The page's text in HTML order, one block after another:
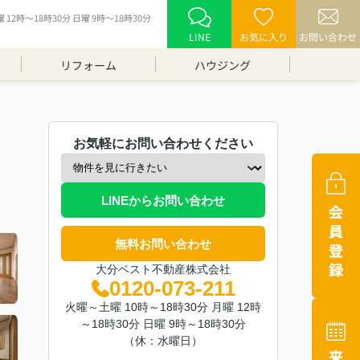
12時～18時30分 日曜 9時～18時30分
LINE お気に入り お問い合わせ
リフォーム ハウジング
お気軽にお問い合わせください
LINEからお問い合わせ
無料お問い合わせ
大分ベスト不動産株式会社
0120-073-211
火曜～土曜 10時～18時30分 月曜 12時
～18時30分 日曜 9時～18時30分
（休：水曜日）